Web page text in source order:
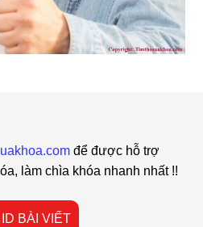
để được hỗ trợ
làm chìa khóa nhanh nhất !!
ID BÀI VIẾT